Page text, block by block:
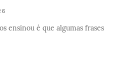
ensinou é que algumas frases